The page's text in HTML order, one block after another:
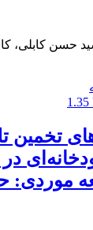
حسن کابلی،
1.35
تخمین
موردی: